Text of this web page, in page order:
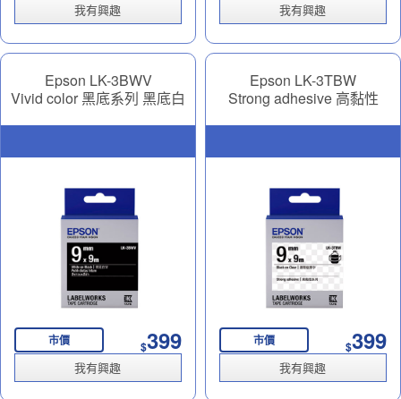
我有興趣 我有興趣
Epson LK-3BWV
Vivid color 黑底系列 黑底白
市價 $399
我有興趣
Epson LK-3TBW
Strong adhesive 高黏性
市價 $399
我有興趣